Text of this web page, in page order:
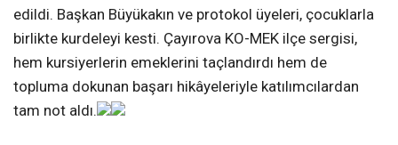
edildi. Başkan Büyükakın ve protokol üyeleri, çocuklarla
birlikte kurdeleyi kesti. Çayırova KO-MEK ilçe sergisi,
hem kursiyerlerin emeklerini taçlandırdı hem de
topluma dokunan başarı hikâyeleriyle katılımcılardan
tam not aldı.